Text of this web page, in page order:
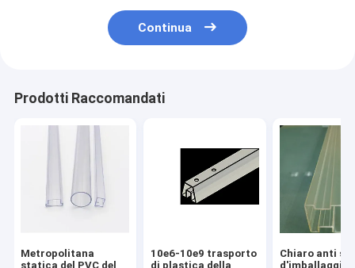
Continua
Prodotti Raccomandati
Metropolitana
statica del PVC del
10e6-10e9 trasporto
di plastica della
Chiaro anti
d'imballaggio